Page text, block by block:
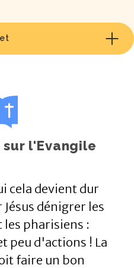
l'Evangile
cela devient dur
dénigrer les
les pharisiens :
peu d'actions ! La
faire un bon